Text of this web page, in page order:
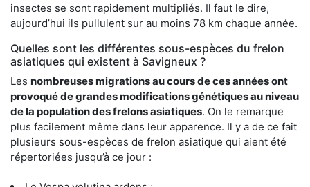
insectes se sont rapidement multipliés. Il faut le dire,
aujourd’hui ils pullulent sur au moins 78 km chaque année.
Quelles sont les différentes sous-espèces du frelon
asiatiques qui existent à Savigneux ?
Les nombreuses migrations au cours de ces années ont
provoqué de grandes modifications génétiques au niveau
de la population des frelons asiatiques. On le remarque
plus facilement même dans leur apparence. Il y a de ce fait
plusieurs sous-espèces de frelon asiatique qui aient été
répertoriées jusqu’à ce jour :